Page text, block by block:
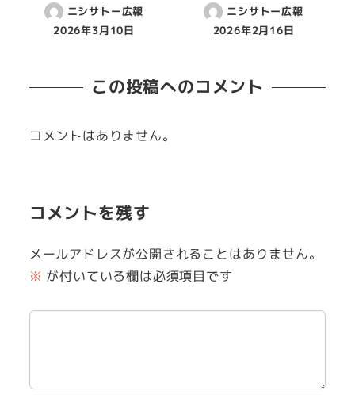
ニシサトー広報
2026年3月10日
ニシサトー広報
2026年2月16日
この投稿へのコメント
コメントはありません。
コメントを残す
メールアドレスが公開されることはありません。
※ が付いている欄は必須項目です